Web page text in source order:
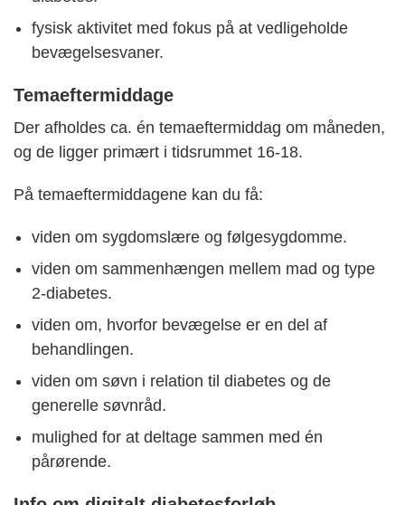
fysisk aktivitet med fokus på at vedligeholde
bevægelsesvaner.
Temaeftermiddage
Der afholdes ca. én temaeftermiddag om måneden,
og de ligger primært i tidsrummet 16-18.
På temaeftermiddagene kan du få:
viden om sygdomslære og følgesygdomme.
viden om sammenhængen mellem mad og type
2-diabetes.
viden om, hvorfor bevægelse er en del af
behandlingen.
viden om søvn i relation til diabetes og de
generelle søvnråd.
mulighed for at deltage sammen med én
pårørende.